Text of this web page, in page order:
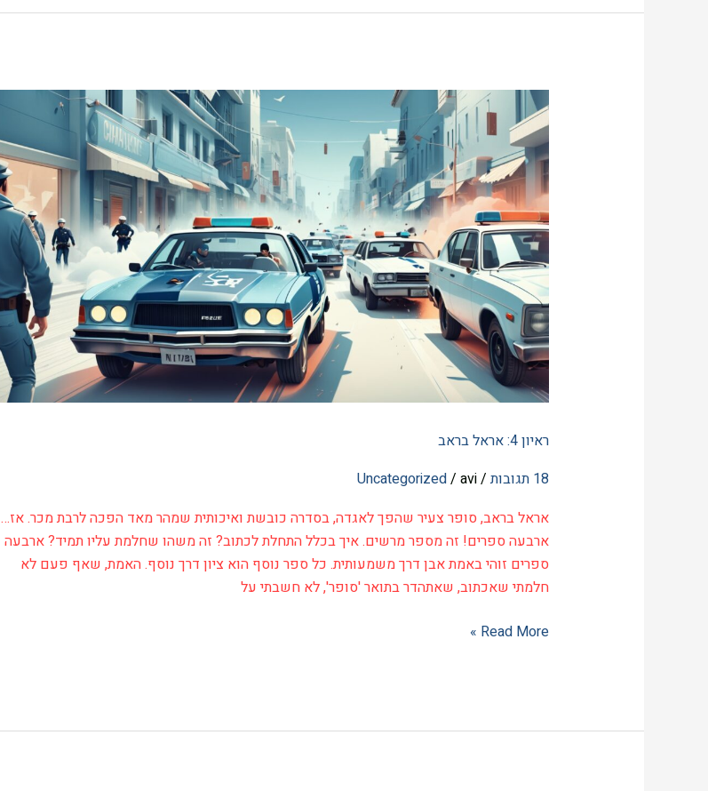
ראיון 4: אראל בראב
18 תגובות
/
Uncategorized/avi
אראל בראב, סופר צעיר שהפך לאגדה, בסדרה כובשת ואיכותית שמהר מאד הפכה לרבת מכר. אז…
ארבעה ספרים! זה מספר מרשים. איך בכלל התחלת לכתוב? זה משהו שחלמת עליו תמיד? ארבעה
ספרים זוהי באמת אבן דרך משמעותית. כל ספר נוסף הוא ציון דרך נוסף. האמת, שאף פעם לא
חלמתי שאכתוב, שאתהדר בתואר 'סופר', לא חשבתי על
ראיון
4:
אראל
בראב
Read More »